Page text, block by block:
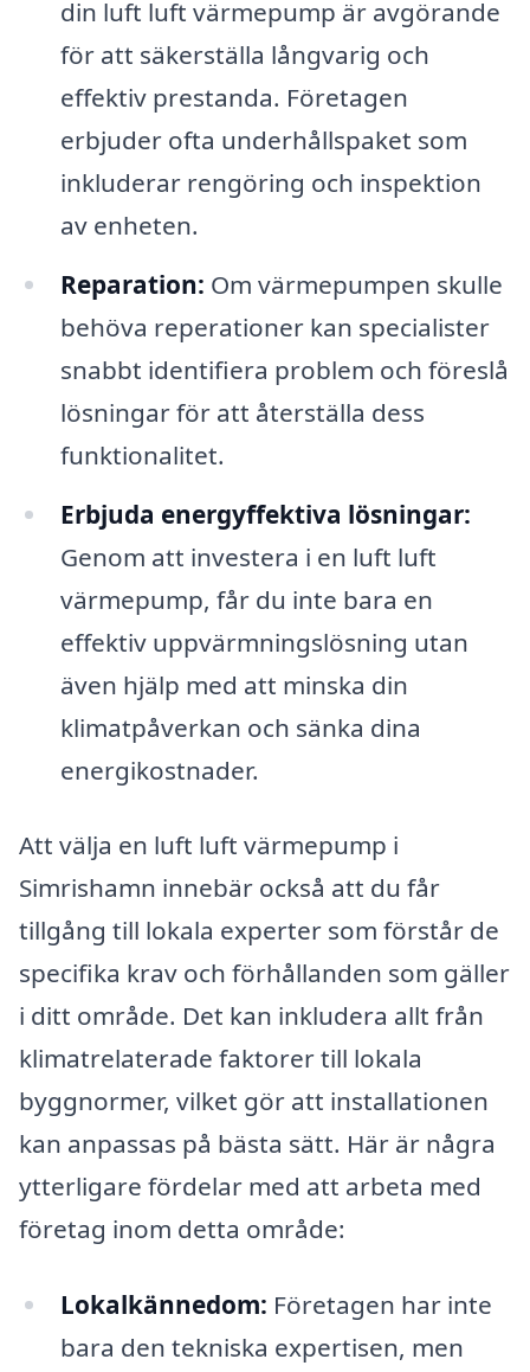
din luft luft värmepump är avgörande
för att säkerställa långvarig och
effektiv prestanda. Företagen
erbjuder ofta underhållspaket som
inkluderar rengöring och inspektion
av enheten.
Reparation: Om värmepumpen skulle
behöva reperationer kan specialister
snabbt identifiera problem och föreslå
lösningar för att återställa dess
funktionalitet.
Erbjuda energyffektiva lösningar:
Genom att investera i en luft luft
värmepump, får du inte bara en
effektiv uppvärmningslösning utan
även hjälp med att minska din
klimatpåverkan och sänka dina
energikostnader.
Att välja en luft luft värmepump i
Simrishamn innebär också att du får
tillgång till lokala experter som förstår de
specifika krav och förhållanden som gäller
i ditt område. Det kan inkludera allt från
klimatrelaterade faktorer till lokala
byggnormer, vilket gör att installationen
kan anpassas på bästa sätt. Här är några
ytterligare fördelar med att arbeta med
företag inom detta område:
Lokalkännedom: Företagen har inte
bara den tekniska expertisen, men